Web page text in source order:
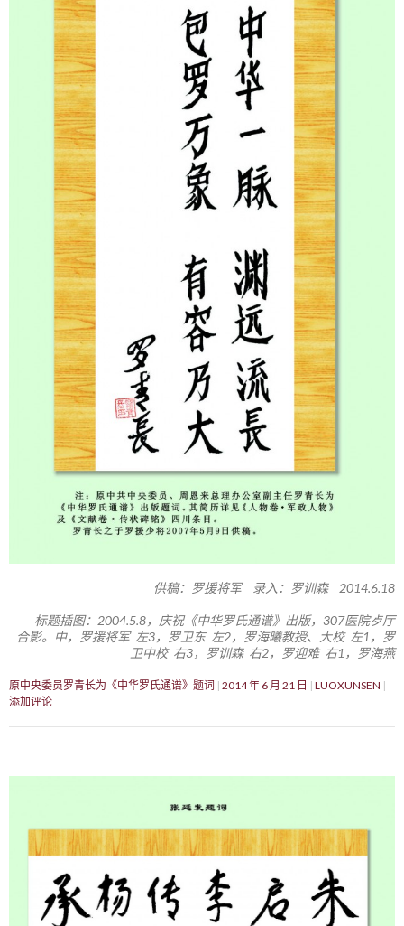
供稿：罗援将军 录入：罗训森 2014.6.18
标题插图：2004.5.8，庆祝《中华罗氏通谱》出版，307医院歺厅
合影。中，罗援将军 左3，罗卫东 左2，罗海曦教授、大校 左1，罗
卫中校 右3，罗训森 右2，罗迎难 右1，罗海燕
原中央委员罗青长为《中华罗氏通谱》题词 2014 年 6 月 21 日
LUOXUNSEN
添加评论